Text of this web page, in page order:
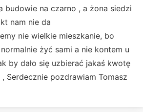
budowie na czarno , a żona siedzi
nam nie da
nie wielkie mieszkanie, bo
żyć sami a nie kontem u
by dało się uzbierać jakaś kwotę
Serdecznie pozdrawiam Tomasz